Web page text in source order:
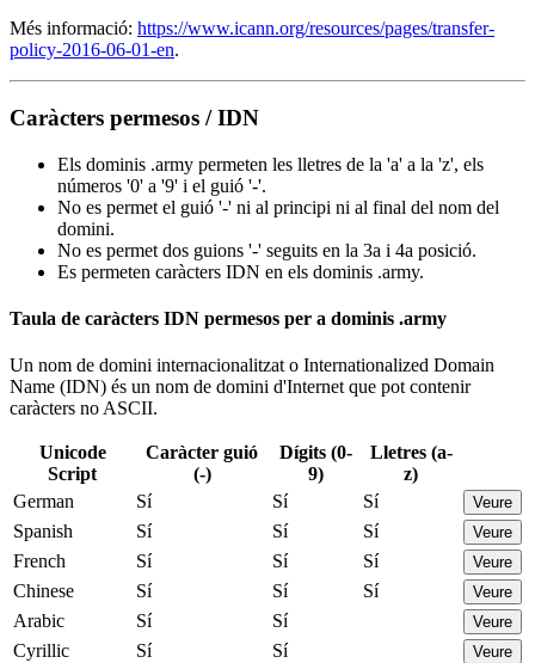
Més informació: https://www.icann.org/resources/pages/transfer-
policy-2016-06-01-en.
Caràcters permesos / IDN
Els dominis .army permeten les lletres de la 'a' a la 'z', els
números '0' a '9' i el guió '-'.
No es permet el guió '-' ni al principi ni al final del nom del
domini.
No es permet dos guions '-' seguits en la 3a i 4a posició.
Es permeten caràcters IDN en els dominis .army.
Taula de caràcters IDN permesos per a dominis .army
Un nom de domini internacionalitzat o Internationalized Domain
Name (IDN) és un nom de domini d'Internet que pot contenir
caràcters no ASCII.
Unicode
Script
Caràcter guió
(-)
Dígits (0-
9)
Lletres (a-
z)
German
Sí Sí Sí Veure
Spanish Sí Sí Sí Veure
French Sí Sí Sí Veure
Chinese Sí Sí Sí Veure
Arabic Sí Sí Veure
Cyrillic Sí Sí Veure